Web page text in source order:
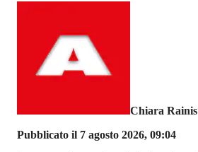
Chiara Rainis
Pubblicato il 7 agosto 2026, 09:04